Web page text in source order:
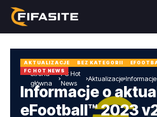
Strona
główna
FC Hot
News
Aktualizacje
eFootball™
AKTUALIZACJE BEZ KATEGORII
FC HOT NEWS
Informacje o
eFootball™ 2023